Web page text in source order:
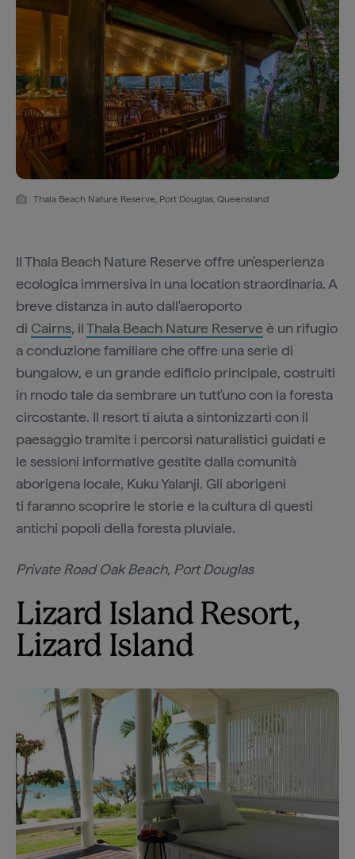
Thala Beach Nature Reserve, Port Douglas, Queensland
Il Thala Beach Nature Reserve offre un'esperienza
ecologica immersiva in una location straordinaria. A
breve distanza in auto dall'aeroporto
di Cairns, ilThala Beach Nature Reserve è un rifugio
a conduzione familiare che offre una serie di
bungalow, e un grande edificio principale, costruiti
in modo tale da sembrare un tutt'uno con la foresta
circostante. Il resort ti aiuta a sintonizzarti con il
paesaggio tramite i percorsi naturalistici guidati e
le sessioni informative gestite dalla comunità
aborigena locale, Kuku Yalanji. Gli aborigeni
ti faranno scoprire le storie e la cultura di questi
antichi popoli della foresta pluviale.
Private Road Oak Beach, Port Douglas
Lizard Island Resort,
Lizard Island